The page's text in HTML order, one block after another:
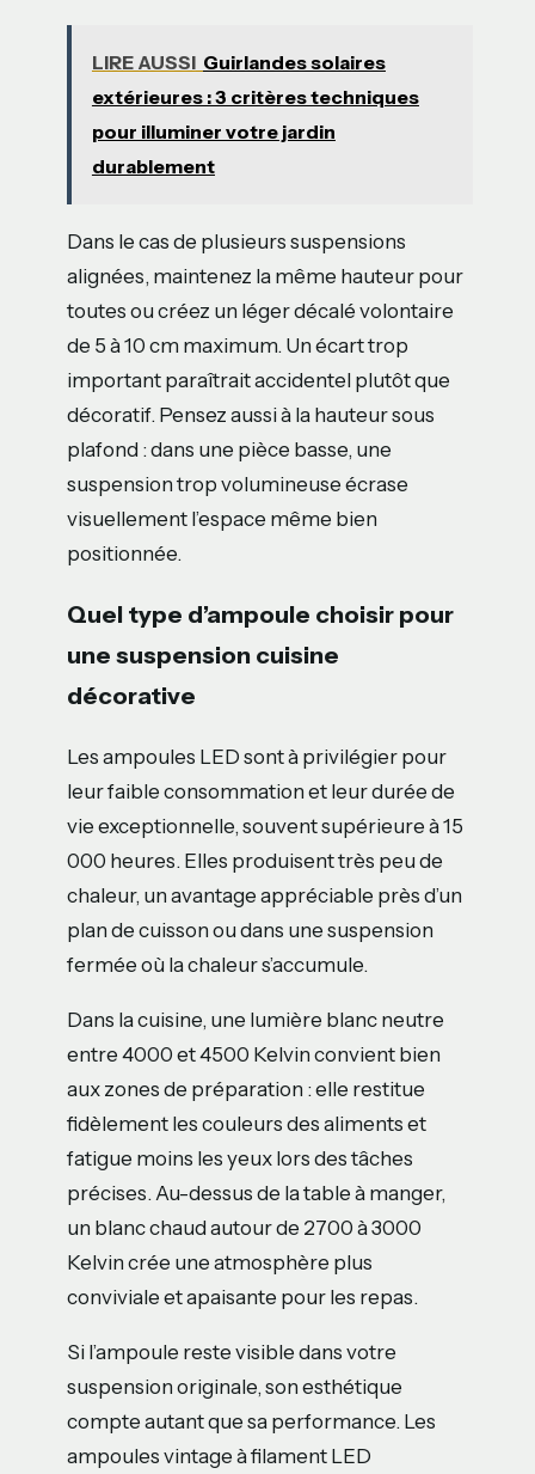
LIRE AUSSI Guirlandes solaires
extérieures : 3 critères techniques
pour illuminer votre jardin
durablement
Dans le cas de plusieurs suspensions
alignées, maintenez la même hauteur pour
toutes ou créez un léger décalé volontaire
de 5 à 10 cm maximum. Un écart trop
important paraîtrait accidentel plutôt que
décoratif. Pensez aussi à la hauteur sous
plafond : dans une pièce basse, une
suspension trop volumineuse écrase
visuellement l’espace même bien
positionnée.
Quel type d’ampoule choisir pour
une suspension cuisine
décorative
Les ampoules LED sont à privilégier pour
leur faible consommation et leur durée de
vie exceptionnelle, souvent supérieure à 15
000 heures. Elles produisent très peu de
chaleur, un avantage appréciable près d’un
plan de cuisson ou dans une suspension
fermée où la chaleur s’accumule.
Dans la cuisine, une lumière blanc neutre
entre 4000 et 4500 Kelvin convient bien
aux zones de préparation : elle restitue
fidèlement les couleurs des aliments et
fatigue moins les yeux lors des tâches
précises. Au-dessus de la table à manger,
un blanc chaud autour de 2700 à 3000
Kelvin crée une atmosphère plus
conviviale et apaisante pour les repas.
Si l’ampoule reste visible dans votre
suspension originale, son esthétique
compte autant que sa performance. Les
ampoules vintage à filament LED